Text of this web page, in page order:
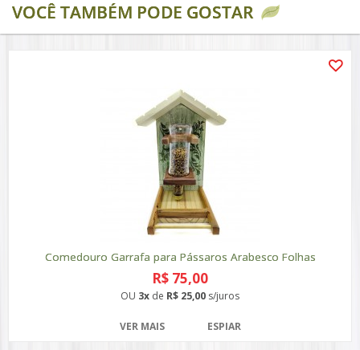
VOCÊ TAMBÉM PODE GOSTAR
Comedouro Garrafa para Pássaros Arabesco Folhas
R$ 75,00
OU 3x de R$ 25,00 s/juros
VER MAIS ESPIAR